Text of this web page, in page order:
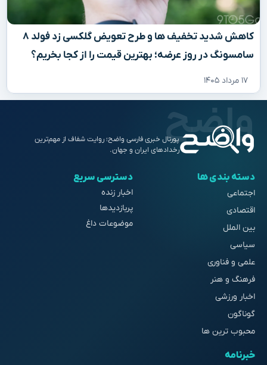
کاهش شدید تخفیف‌ ها و طرح تعویض گلکسی زد فولد ۸
سامسونگ در روز عرضه؛ بهترین قیمت را از کجا بخریم؟
۱۷ مرداد ۱۴۰۵
پورتال خبری فارسی واضح؛ روایت شفاف از مهم‌ترین
رخدادهای ایران و جهان.
دسته بندی ها
اجتماعی
اقتصادی
بین الملل
سیاسی
علمی و فناوری
فرهنگ و هنر
اخبار ورزشی
گوناگون
محبوب ترین ها
دسترسی سریع
اخبار زنده
پربازدیدها
موضوعات داغ
خبرنامه